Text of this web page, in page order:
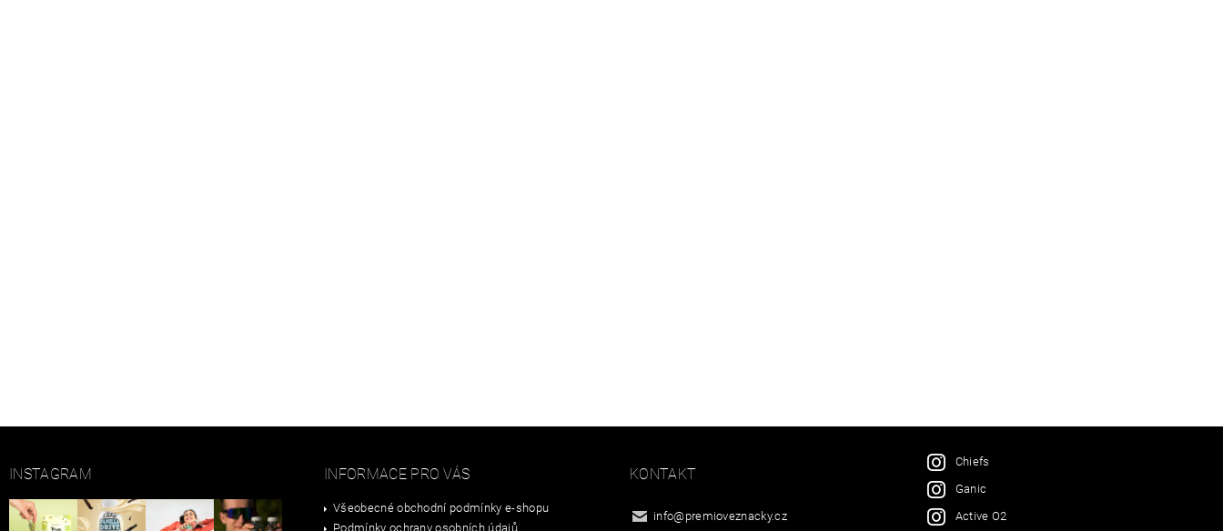
INSTAGRAM INFORMACE PRO VÁS
Všeobecné obchodní podmínky e-shopu
Podmínky ochrany osobních údajů
KONTAKT
info@premioveznacky.cz
Chiefs
Ganic
Active O2